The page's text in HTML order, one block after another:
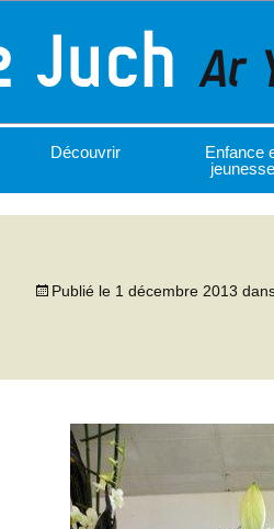
Découvrir
Enfance
jeunesse
Publié le 1 décembre 2013